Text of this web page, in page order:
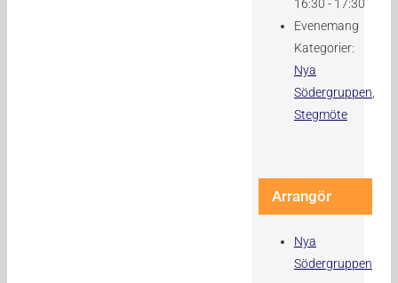
16:30 - 17:30
Evenemang
Kategorier:
Nya
Södergruppen,
Stegmöte
Arrangör
Nya
Södergruppen